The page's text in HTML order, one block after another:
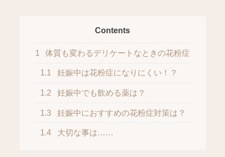
Contents
1 体質も変わるデリケートなときの花粉症
1.1 妊娠中は花粉症になりにくい！？
1.2 妊娠中でも飲める薬は？
1.3 妊娠中におすすめの花粉症対策は？
1.4 大切な事は……